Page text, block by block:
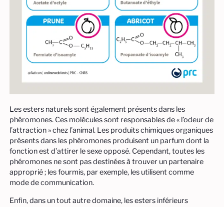
Les esters naturels sont également présents dans les
phéromones. Ces molécules sont responsables de « l’odeur de
l’attraction » chez l’animal. Les produits chimiques organiques
présents dans les phéromones produisent un parfum dont la
fonction est d’attirer le sexe opposé. Cependant, toutes les
phéromones ne sont pas destinées à trouver un partenaire
approprié ; les fourmis, par exemple, les utilisent comme
mode de communication.
Enfin, dans un tout autre domaine, les esters inférieurs